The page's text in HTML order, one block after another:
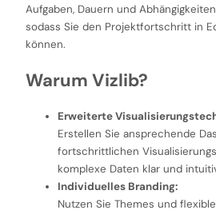
Aufgaben, Dauern und
sodass Sie den Projektfortschritt in
können.
Warum Vizlib?
Erweiterte
Erstellen Sie ansprechende
fortschrittlichen
komplexe Daten klar und
Individuelles Branding:
Nutzen Sie Themes und